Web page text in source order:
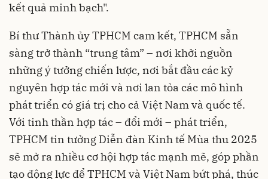
kết quả minh bạch".
Bí thư Thành ủy TPHCM cam kết, TPHCM sẵn
sàng trở thành “trung tâm” – nơi khởi nguồn
những ý tưởng chiến lược, nơi bắt đầu các kỷ
nguyên hợp tác mới và nơi lan tỏa các mô hình
phát triển có giá trị cho cả Việt Nam và quốc tế.
Với tinh thần hợp tác – đổi mới – phát triển,
TPHCM tin tưởng Diễn đàn Kinh tế Mùa thu 2025
sẽ mở ra nhiều cơ hội hợp tác mạnh mẽ, góp phần
tạo động lực để TPHCM và Việt Nam bứt phá, thúc